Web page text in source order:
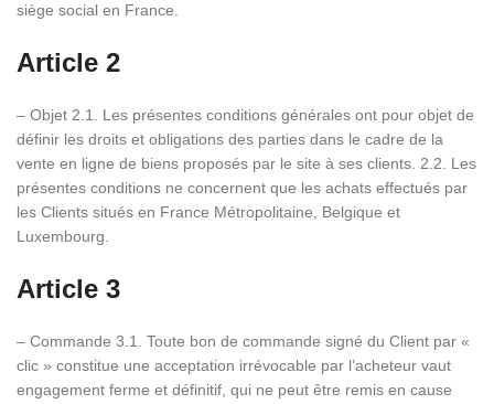
siège social en France.
Article 2
– Objet 2.1. Les présentes conditions générales ont pour objet de
définir les droits et obligations des parties dans le cadre de la
vente en ligne de biens proposés par le site à ses clients. 2.2. Les
présentes conditions ne concernent que les achats effectués par
les Clients situés en France Métropolitaine, Belgique et
Luxembourg.
Article 3
– Commande 3.1. Toute bon de commande signé du Client par «
clic » constitue une acceptation irrévocable par l’acheteur vaut
engagement ferme et définitif, qui ne peut être remis en cause